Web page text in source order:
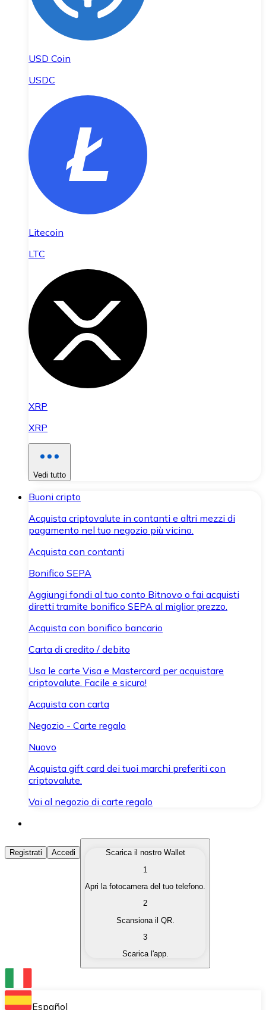
USD Coin
USDC
Litecoin
LTC
XRP
XRP
Vedi tutto
Buoni cripto
Acquista criptovalute in contanti e altri mezzi di
pagamento nel tuo negozio più vicino.
Acquista con contanti
Bonifico SEPA
Aggiungi fondi al tuo conto Bitnovo o fai acquisti
diretti tramite bonifico SEPA al miglior prezzo.
Acquista con bonifico bancario
Carta di credito / debito
Usa le carte Visa e Mastercard per acquistare
criptovalute. Facile e sicuro!
Acquista con carta
Negozio - Carte regalo
Nuovo
Acquista gift card dei tuoi marchi preferiti con
criptovalute.
Vai al negozio di carte regalo
Acquista Criptovalute
Acquista le criptovalute che ti interessano in modo
Converti le tue criptovalute in valuta fiat quando ne
Scambia una criptovaluta con un'altra
Conserva le tue cripto in un Wallet self-custodial.
Registrati Accedi
Scarica il nostro Wallet
1
Apri la fotocamera del tuo telefono.
2
Scansiona il QR.
3
Scarica l'app.
Español